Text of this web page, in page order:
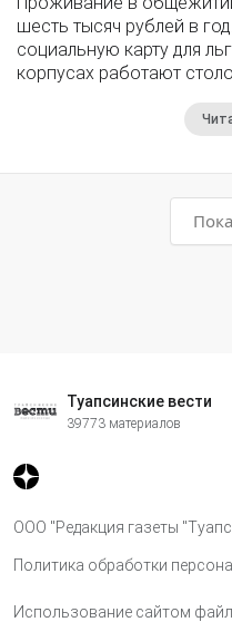
шесть тысяч рублей в
социальную карту для
корпусах работают
Туапсинские вести
39773 материалов
ООО "Редакция газеты
Политика обработки
Использование сайтом